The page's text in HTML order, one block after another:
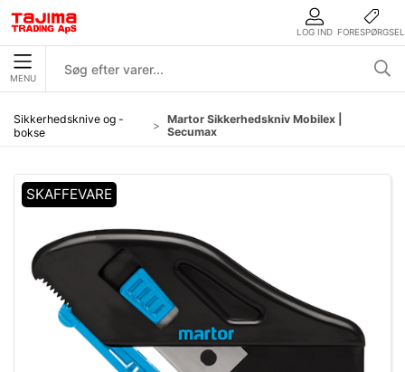
LOG IND FORESPØRGSEL
MENU
Sikkerhedsknive og -
bokse
Martor Sikkerhedskniv Mobilex |
Secumax
SKAFFEVARE